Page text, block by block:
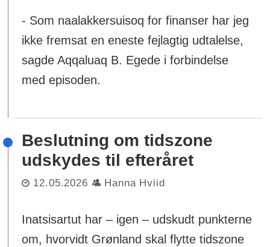
- Som naalakkersuisoq for finanser har jeg
ikke fremsat en eneste fejlagtig udtalelse,
sagde Aqqaluaq B. Egede i forbindelse
med episoden.
Beslutning om tidszone
udskydes til efteråret
12.05.2026 Hanna Hviid
Inatsisartut har – igen – udskudt punkterne
om, hvorvidt Grønland skal flytte tidszone